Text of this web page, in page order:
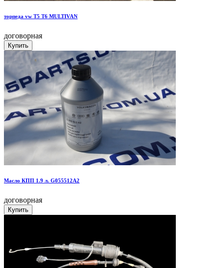
торпеда vw T5 T6 MULTIVAN
договорная
Масло КПП 1.9 л. G055512A2
договорная